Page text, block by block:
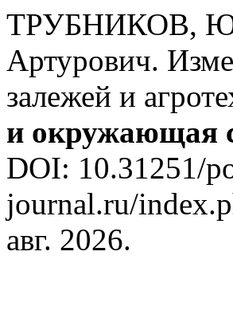
ТРУБНИКОВ,
Артурович.
залежей и
и окружающая
DOI: 10.31251/
journal.ru/
авг. 2026.